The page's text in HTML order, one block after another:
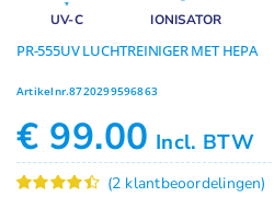
UV-C IONISATOR
PR-555UV LUCHTREINIGER MET HEPA
Artikelnr.8720299596863
€ 99.00 Incl. BTW
(2 klantbeoordelingen)